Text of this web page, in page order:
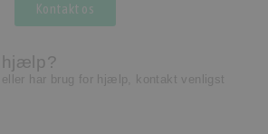
Kontakt os
hjælp?
har brug for hjælp, kontakt venligst